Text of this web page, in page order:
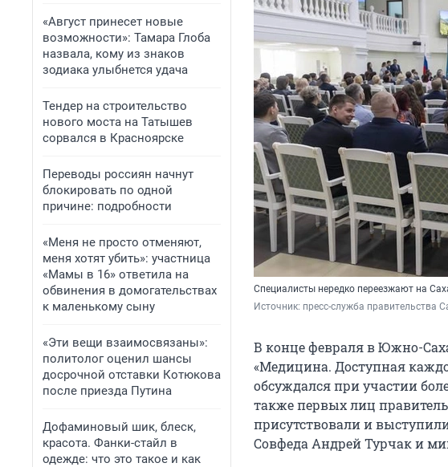
«Август принесет новые
возможности»: Тамара Глоба
назвала, кому из знаков
зодиака улыбнется удача
Тендер на строительство
нового моста на Татышев
сорвался в Красноярске
Переводы россиян начнут
блокировать по одной
причине: подробности
«Меня не просто отменяют,
меня хотят убить»: участница
«Мамы в 16» ответила на
обвинения в домогательствах
к маленькому сыну
«Эти вещи взаимосвязаны»:
политолог оценил шансы
досрочной отставки Котюкова
после приезда Путина
Дофаминовый шик, блеск,
красота. Фанки-стайл в
одежде: что это такое и как
Специалисты нередко переезжают на
Источник: пресс-служба правительства
В конце февраля в Южно-
«Медицина. Доступная
обсуждался при участии
также первых лиц
присутствовали и
Совфеда Андрей Турчак и